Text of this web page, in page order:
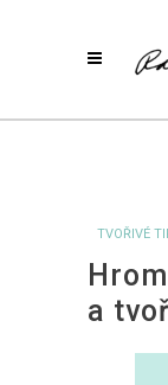
TVOŘIVÉ
a